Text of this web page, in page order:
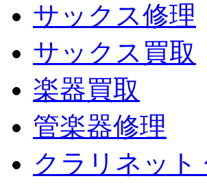
サックス修理
サックス買取
楽器買取
管楽器修理
クラリネット